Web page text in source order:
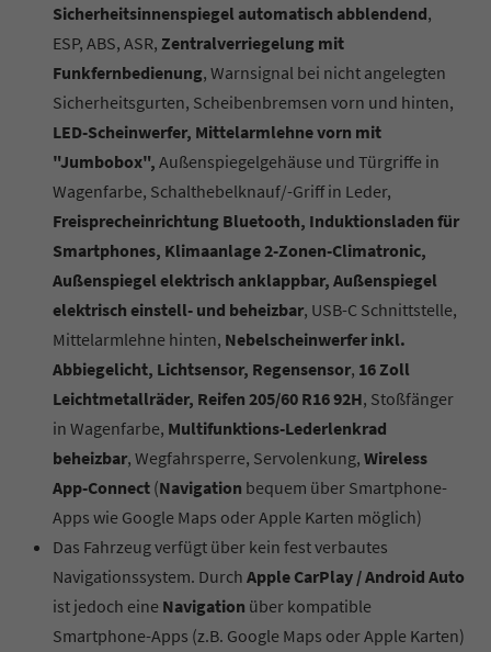
Sicherheitsinnenspiegel automatisch abblendend,
ESP, ABS, ASR, Zentralverriegelung mit
Funkfernbedienung, Warnsignal bei nicht angelegten
Sicherheitsgurten, Scheibenbremsen vorn und hinten,
LED-Scheinwerfer, Mittelarmlehne vorn mit
"Jumbobox", Außenspiegelgehäuse und Türgriffe in
Wagenfarbe, Schalthebelknauf/-Griff in Leder,
Freisprecheinrichtung Bluetooth, Induktionsladen für
Smartphones, Klimaanlage 2-Zonen-Climatronic,
Außenspiegel elektrisch anklappbar, Außenspiegel
elektrisch einstell- und beheizbar, USB-C Schnittstelle,
Mittelarmlehne hinten, Nebelscheinwerfer inkl.
Abbiegelicht, Lichtsensor, Regensensor, 16 Zoll
Leichtmetallräder, Reifen 205/60 R16 92H, Stoßfänger
in Wagenfarbe, Multifunktions-Lederlenkrad
beheizbar, Wegfahrsperre, Servolenkung, Wireless
App-Connect (Navigation bequem über Smartphone-
Apps wie Google Maps oder Apple Karten möglich)
Das Fahrzeug verfügt über kein fest verbautes
Navigationssystem. Durch Apple CarPlay / Android Auto
ist jedoch eine Navigation über kompatible
Smartphone-Apps (z.B. Google Maps oder Apple Karten)